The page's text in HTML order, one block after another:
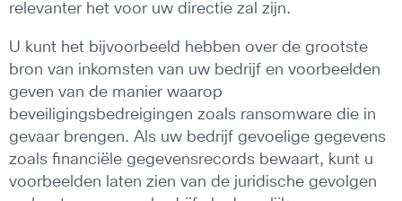
relevanter het voor uw directie zal zijn.
U kunt het bijvoorbeeld hebben over de grootste
bron van inkomsten van uw bedrijf en voorbeelden
geven van de manier waarop
beveiligingsbedreigingen zoals ransomware die in
gevaar brengen. Als uw bedrijf gevoelige gegevens
zoals financiële gegevensrecords bewaart, kunt u
voorbeelden laten zien van de juridische gevolgen